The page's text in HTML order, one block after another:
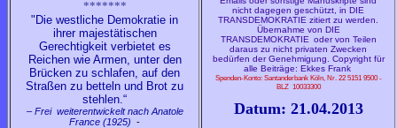
*******
"Die westliche Demokratie in
ihrer majestätischen
Gerechtigkeit verbietet es
Reichen wie Armen, unter den
Brücken zu schlafen, auf den
Straßen zu betteln und Brot zu
stehlen.“
– Frei weiterentwickelt nach Anatole
France (1925) -
nicht dagegen geschützt, in DIE
TRANSDEMOKRATIE zitiert zu werden.
Übernahme von DIE
TRANSDEMOKRATIE oder von Teilen
daraus zu nicht privaten Zwecken
bedürfen der Genehmigung. Copyright für
alle Beiträge: Ekkes Frank
Spenden-Konto: Santanderbank Köln, Nr. 22 5151 9500 -
BLZ 10033300
Datum: 21.04.2013